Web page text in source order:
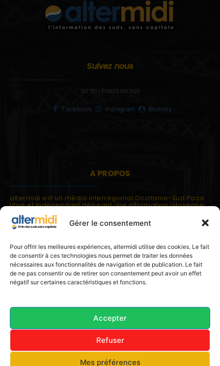
Gérer le consentement
Pour offrir les meilleures expériences, altermidi utilise des cookies. Le fait
de consentir à ces technologies nous permet de traiter les données
nécessaires aux fonctionnalités de navigation et de publication. Le fait
de ne pas consentir ou de retirer son consentement peut avoir un effet
négatif sur certaines caractéristiques et fonctions.
Accepter
Refuser
Mes préférences
Suivez nous
sur les réseaux sociaux
Facebook Instagram Bluesky
A PROPOS
altermidi est un média interrégional Occitanie-Sud Paca
libre et indépendant délivrant une information citoyenne
altermidi est ouvert sur les suds, la méditerranée,
l'europe.
altermidi aborde des thématiques globales évaluées à
partir des constats de terrain ou d'analyses à l'échelon
local.
altermidi c'est l'information capitale, sans capitale.
© 2025 altermidi.org - Les amis d'altermidi